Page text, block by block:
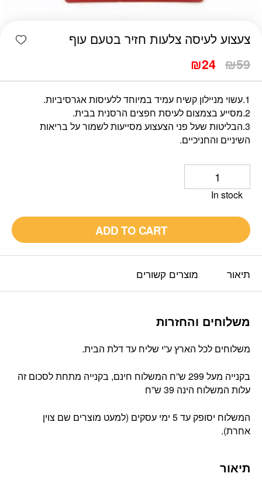
צעצוע לעיסה צלעות חזיר בטעם עוף
₪59
₪24
1.עשוי מניילון קשיח עמיד במיוחד ללעיסות אגרסיביות.
2.מסייע בצמצום לעיסת חפצים הרסנית בבית.
3.הבליטות שעל פני הצעצוע מסייעות לשמור על בריאות
השיניים והחניכיים.
In stock
ADD TO CART
תיאור מוצרים קשורים
משלוחים והחזרות
משלוחים לכל הארץ ע”י שליח עד דלת הבית.
בקנייה מעל 299 ש”ח המשלוח חינם, בקנייה מתחת לסכום זה
עלות המשלוח הינה 39 ש”ח
המשלוח יסופק עד 5 ימי עסקים (למעט מוצרים שם צוין
אחרת).
תיאור